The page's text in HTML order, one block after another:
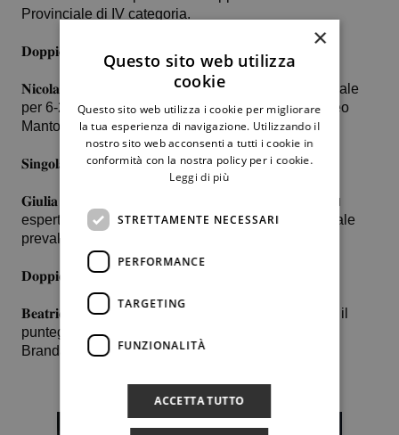
Provinciale di IV categoria.
𝐃𝐨𝐩𝐩𝐢𝐨 𝐦𝐚𝐬𝐜𝐡𝐢𝐥𝐞
𝐍𝐢𝐜𝐨𝐥𝐚 𝐏𝐚𝐫𝐥𝐚𝐭𝐨 e 𝐃𝐚𝐯𝐢𝐝𝐞 𝐃𝐞𝐥𝐥’𝐀𝐫𝐢𝐚 sconfiggono in finale
per 6-2 5-7 10-5 Andrea Boccadutri del Tc2 e Matteo
Manto dello Zagara Sc
𝐒𝐢𝐧𝐠𝐨𝐥𝐚𝐫𝐞 𝐟𝐞𝐦𝐦𝐢𝐧𝐢𝐥𝐞
𝐆𝐢𝐮𝐥𝐢𝐚 𝐌𝐨𝐫𝐭𝐢𝐥𝐥𝐚𝐫𝐨 cede, dopo una dura lotta, alla più
esperta Sonia Malato del Country Time Club la quale
prevale con lo score di 6-2 4-6 6-4.
𝐃𝐨𝐩𝐩𝐢𝐨 𝐟𝐞𝐦𝐦𝐢𝐧𝐢𝐥𝐞
𝐁𝐞𝐚𝐭𝐫𝐢𝐜𝐞 𝐋𝐢𝐧𝐨 e 𝐆𝐢𝐮𝐥𝐢𝐚 𝐀𝐧𝐝ò vengono superate con il
punteggio di 7-5 6-4 da Martina Vella e Miriam
Brandaleone, entrambe del Tc Kalta.
×
Questo sito web utilizza
cookie
Questo sito web utilizza i cookie per migliorare
la tua esperienza di navigazione. Utilizzando il
nostro sito web acconsenti a tutti i cookie in
conformità con la nostra policy per i cookie.
Leggi di più
STRETTAMENTE NECESSARI
PERFORMANCE
TARGETING
FUNZIONALITÀ
ACCETTA TUTTO